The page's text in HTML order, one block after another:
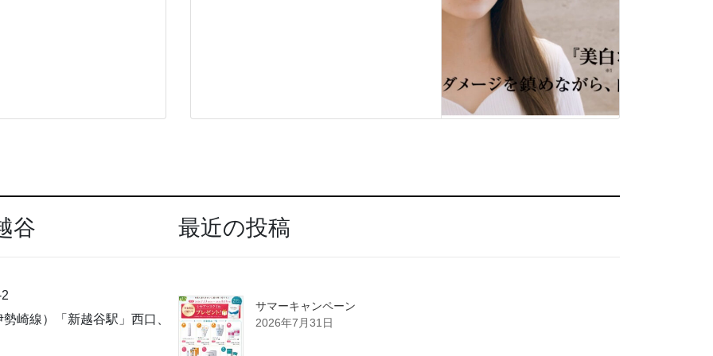
谷
崎線）「新越谷駅」西口、
最近の投稿
サマーキャンペーン
2026年7月31日